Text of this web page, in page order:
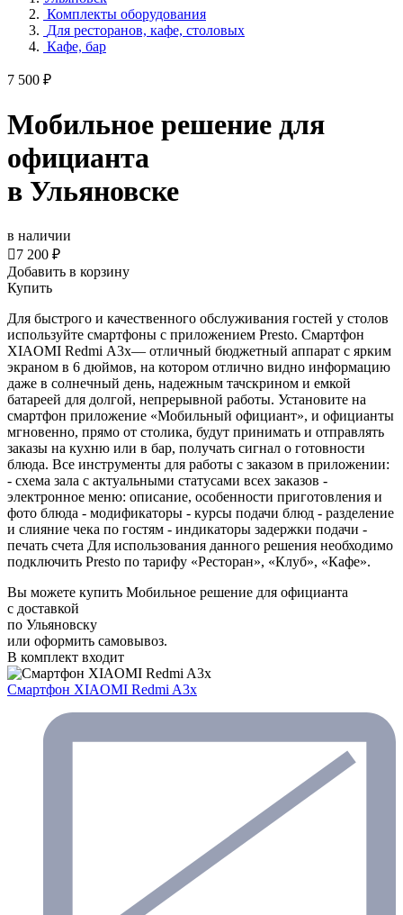
Комплекты оборудования
Для ресторанов, кафе, столовых
Кафе, бар
7 500 ₽
Мобильное решение для
официанта
в Ульяновске
в наличии
7 200 ₽
Добавить в корзину
Купить
Для быстрого и качественного обслуживания гостей у столов
используйте смартфоны с приложением Presto. Смартфон
XIAOMI Redmi А3x— отличный бюджетный аппарат с ярким
экраном в 6 дюймов, на котором отлично видно информацию
даже в солнечный день, надежным тачскрином и емкой
батареей для долгой, непрерывной работы. Установите на
смартфон приложение «Мобильный официант», и официанты
мгновенно, прямо от столика, будут принимать и отправлять
заказы на кухню или в бар, получать сигнал о готовности
блюда. Все инструменты для работы с заказом в приложении:
- cхема зала с актуальными статусами всех заказов -
электронное меню: описание, особенности приготовления и
фото блюда - модификаторы - курсы подачи блюд - разделение
и слияние чека по гостям - индикаторы задержки подачи -
печать счета Для использования данного решения необходимо
подключить Presto по тарифу «Ресторан», «Клуб», «Кафе».
Вы можете купить Мобильное решение для официанта
с доставкой
по Ульяновску
или оформить самовывоз.
В комплект входит
Смартфон XIAOMI Redmi A3x